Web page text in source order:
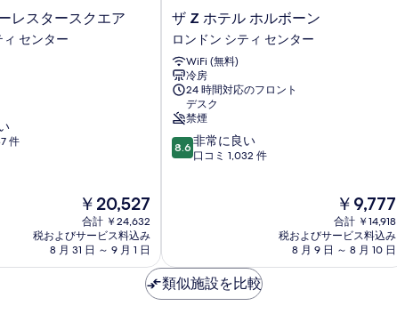
レスタースクエア
センター
件
現
在
の
料
金
￥20,527
合計 ￥24,632
税およびサービス料込み
8 月 31 日 ～ 9 月 1 日
ザ
Z
ホ
テ
ル
ホ
ル
ボ
ー
ン
ィ
セ
ン
ザ Z ホテル ホルボーン
ロンドン シティ センター
WiFi (無料)
冷房
24 時間対応のフロント
デスク
禁煙
10
段
良
い、
口
8.6 非常に良い
口コミ 1,032 件
現
在
の
料
金
￥9,777
合計 ￥14,918
税およびサービス料込み
8 月 9 日 ～ 8 月 10 日
類似施設を比較